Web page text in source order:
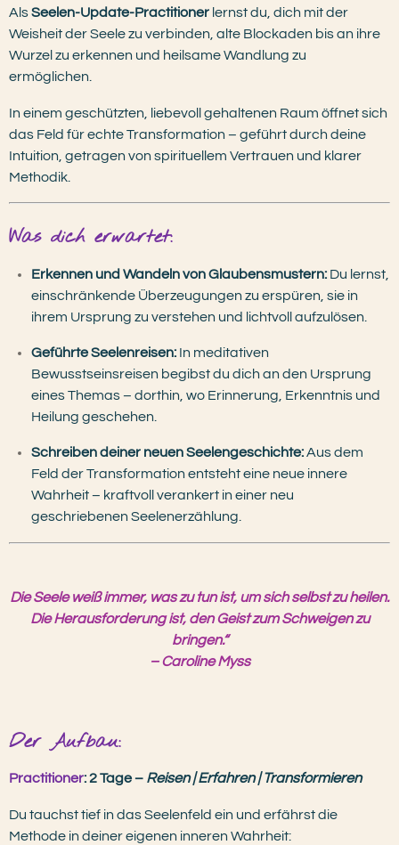
AlsSeelen-Update-Practitioner lernst du, dich mit der
Weisheit der Seele zu verbinden, alte Blockaden bis an ihre
Wurzel zu erkennen und heilsame Wandlung zu
ermöglichen.
In einem geschützten, liebevoll gehaltenen Raum öffnet sich
das Feld für echte Transformation – geführt durch deine
Intuition, getragen von spirituellem Vertrauen und klarer
Methodik.
Was dich erwartet:
Erkennen und Wandeln von Glaubensmustern:Du lernst,
einschränkende Überzeugungen zu erspüren, sie in
ihrem Ursprung zu verstehen und lichtvoll aufzulösen.
Geführte Seelenreisen:In meditativen
Bewusstseinsreisen begibst du dich an den Ursprung
eines Themas – dorthin, wo Erinnerung, Erkenntnis und
Heilung geschehen.
Schreiben deiner neuen Seelengeschichte:Aus dem
Feld der Transformation entsteht eine neue innere
Wahrheit – kraftvoll verankert in einer neu
geschriebenen Seelenerzählung.
Die Seele weiß immer, was zu tun ist, um sich selbst zu heilen.
Die Herausforderung ist, den Geist zum Schweigen zu
bringen.“
– Caroline Myss
Der Aufbau:
Practitioner: 2 Tage – Reisen | Erfahren | Transformieren
Du tauchst tief in das Seelenfeld ein und erfährst die
Methode in deiner eigenen inneren Wahrheit: